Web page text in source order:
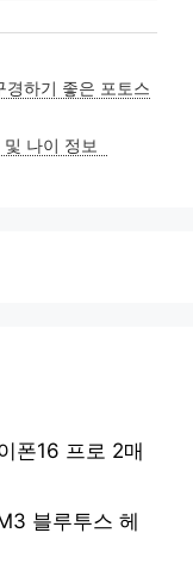
경하기 좋은 포토스
나이 정보
폰16 프로 2매
블루투스 헤